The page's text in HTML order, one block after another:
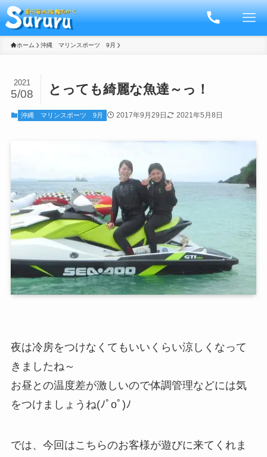
ホーム 沖縄 マリンスポーツ 9月
とっても綺麗な魚達～っ！
2021
5/08
沖縄 マリンスポーツ 9月 2017年9月29日 2021年5月8日
夜は冷房をつけなくてもいいくらい涼しくなって
きましたね～
お昼との温度差が激しいので体調管理などには気
をつけましょうね(ﾉﾟοﾟ)ﾉ
では、今回はこちらのお客様が遊びに来てくれま